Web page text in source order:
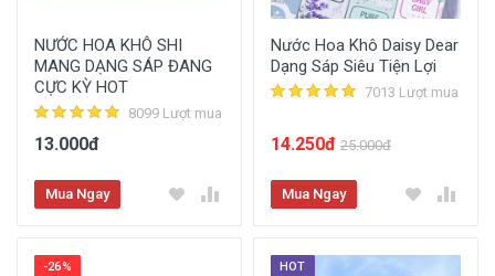
NƯỚC HOA KHÔ SHI
MANG DẠNG SÁP ĐANG
CỰC KỲ HOT
8099 Lượt mua
13.000đ
Mua Ngay
Nước Hoa Khô Daisy Dear
Dạng Sáp Siêu Tiện Lợi
7013 Lượt mua
14.250đ 25.000đ
Mua Ngay
-26% HOT